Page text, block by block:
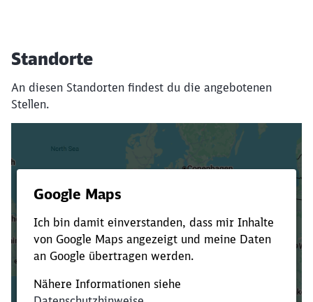
Standorte
An diesen Standorten findest du die angebotenen
Stellen.
Verkürze die Ladezeit, indem du Suchbegriffe